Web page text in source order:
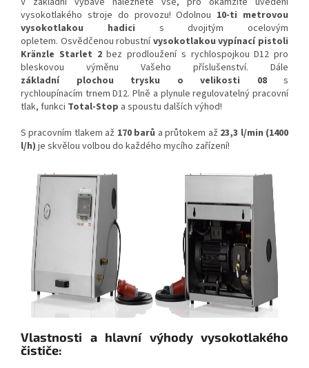
vysokotlakého stroje do provozu! Odolnou 10-ti metrovou
vysokotlakou hadici s dvojitým ocelovým
opletem. Osvědčenou robustnívysokotlakou vypínací pistoli
Kränzle Starlet 2bez prodloužení s rychlospojkou D12 pro
bleskovou výměnu Vašeho příslušenství. Dále
základní plochou trysku o velikosti 08s
rychloupínacím trnem D12. Plně a plynule regulovatelný pracovní
tlak, funkci Total-Stop a spoustu dalších výhod!
S pracovním tlakem až 170 barů a průtokem až 23,3 l/min (1400
l/h) je skvělou volbou do každého mycího zařízení!
Vlastnosti a hlavní výhody vysokotlakého
čističe: